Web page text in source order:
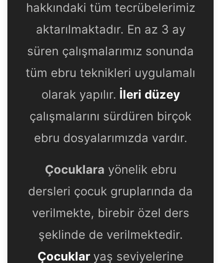
hakkındaki tüm tecrübelerimiz
aktarılmaktadır. En az 3 ay
süren çalışmalarımız sonunda
tüm ebru teknikleri uygulamalı
olarak yapılır. İleri düzey
çalışmalarını sürdüren birçok
ebru dosyalarımızda vardır.
Çocuklara yönelik ebru
dersleri çocuk gruplarında da
verilmekte, birebir özel ders
şeklinde de verilmektedir.
Çocuklar yaş seviyelerine